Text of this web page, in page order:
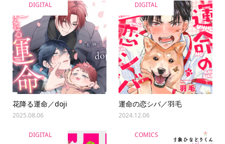
DIGITAL
花降る運命／doji
2025.08.06
DIGITAL
運命の恋シバ／羽毛
2024.12.06
DIGITAL COMICS